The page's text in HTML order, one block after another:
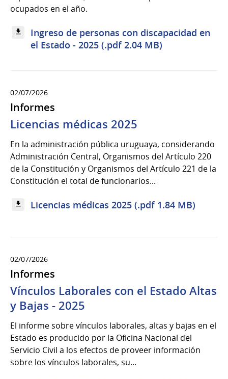
ocupados en el año.
Ingreso de personas con discapacidad en
el Estado - 2025 (.pdf 2.04 MB)
02/07/2026
Informes
Licencias médicas 2025
En la administración pública uruguaya, considerando
Administración Central, Organismos del Artículo 220
de la Constitución y Organismos del Artículo 221 de la
Constitución el total de funcionarios...
Licencias médicas 2025 (.pdf 1.84 MB)
02/07/2026
Informes
Vínculos Laborales con el Estado Altas
y Bajas - 2025
El informe sobre vínculos laborales, altas y bajas en el
Estado es producido por la Oficina Nacional del
Servicio Civil a los efectos de proveer información
sobre los vínculos laborales, su...